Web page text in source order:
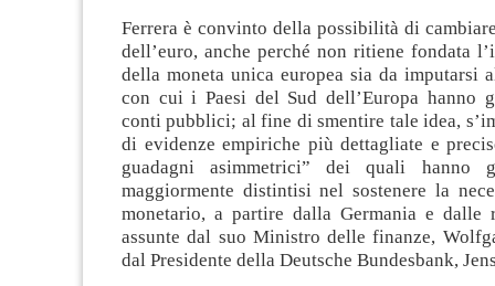
Ferrera è convinto della possibilità di
dell’euro, anche perché non ritiene fondata
della moneta unica europea sia da imputarsi
con cui i Paesi del Sud dell’Europa hanno
conti pubblici; al fine di smentire tale idea,
di evidenze empiriche più dettagliate e
guadagni asimmetrici” dei quali hanno
maggiormente distintisi nel sostenere la
monetario, a partire dalla Germania e dalle
assunte dal suo Ministro delle finanze,
dal Presidente della Deutsche Bundesbank,